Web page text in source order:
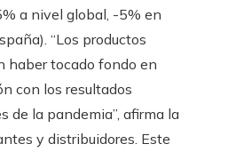
a nivel global, -5% en
“Los productos
haber tocado fondo en
con los resultados
de la pandemia”, afirma la
y distribuidores. Este